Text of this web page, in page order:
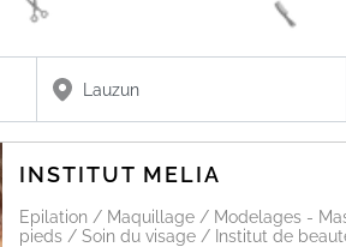
INSTITUT MELIA
Epilation / Maquillage / Modelages -
pieds / Soin du visage / Institut de